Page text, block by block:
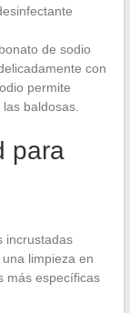
de sodio
con
permite
baldosas.
para
incrustadas
limpieza en
más específicas